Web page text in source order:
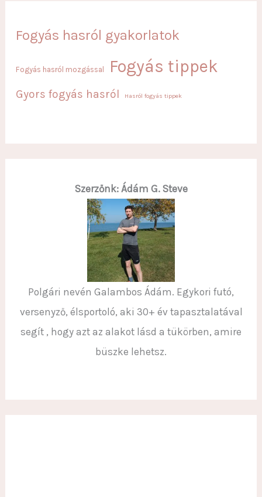
Fogyás hasról gyakorlatok
Fogyás hasról mozgással Fogyás tippek
Gyors fogyás hasról Hasról fogyás tippek
Szerzőnk: Ádám G. Steve
Polgári nevén Galambos Ádám. Egykori futó,
versenyző, élsportoló, aki 30+ év tapasztalatával
segít , hogy azt az alakot lásd a tükörben, amire
büszke lehetsz.